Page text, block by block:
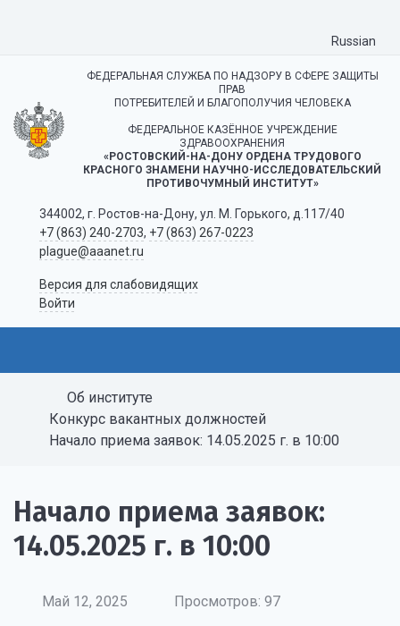
Russian
ФЕДЕРАЛЬНАЯ СЛУЖБА ПО НАДЗОРУ В СФЕРЕ ЗАЩИТЫ
ПРАВ
ПОТРЕБИТЕЛЕЙ И БЛАГОПОЛУЧИЯ ЧЕЛОВЕКА
ФЕДЕРАЛЬНОЕ КАЗЁННОЕ УЧРЕЖДЕНИЕ
ЗДРАВООХРАНЕНИЯ
«РОСТОВСКИЙ-НА-ДОНУ ОРДЕНА ТРУДОВОГО
КРАСНОГО ЗНАМЕНИ НАУЧНО-ИССЛЕДОВАТЕЛЬСКИЙ
ПРОТИВОЧУМНЫЙ ИНСТИТУТ»
344002, г. Ростов-на-Дону, ул. М. Горького, д.117/40
+7 (863) 240-2703, +7 (863) 267-0223
plague@aaanet.ru
Версия для слабовидящих
Войти
Об институте
Конкурс вакантных должностей
Начало приема заявок: 14.05.2025 г. в 10:00
Начало приема заявок:
14.05.2025 г. в 10:00
Май 12, 2025 Просмотров: 97